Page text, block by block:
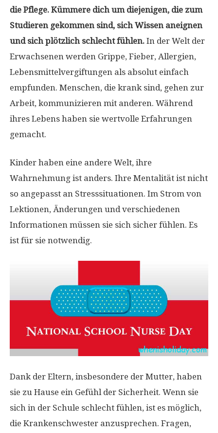
die Pflege. Kümmere dich um diejenigen, die zum
Studieren gekommen sind, sich Wissen aneignen
und sich plötzlich schlecht fühlen. In der Welt der
Erwachsenen werden Grippe, Fieber, Allergien,
Lebensmittelvergiftungen als absolut einfach
empfunden. Menschen, die krank sind, gehen zur
Arbeit, kommunizieren mit anderen. Während
ihres Lebens haben sie wertvolle Erfahrungen
gemacht.
Kinder haben eine andere Welt, ihre
Wahrnehmung ist anders. Ihre Mentalität ist nicht
so angepasst an Stresssituationen. Im Strom von
Lektionen, Änderungen und verschiedenen
Informationen müssen sie sich sicher fühlen. Es
ist für sie notwendig.
Dank der Eltern, insbesondere der Mutter, haben
sie zu Hause ein Gefühl der Sicherheit. Wenn sie
sich in der Schule schlecht fühlen, ist es möglich,
die Krankenschwester anzusprechen. Fragen,